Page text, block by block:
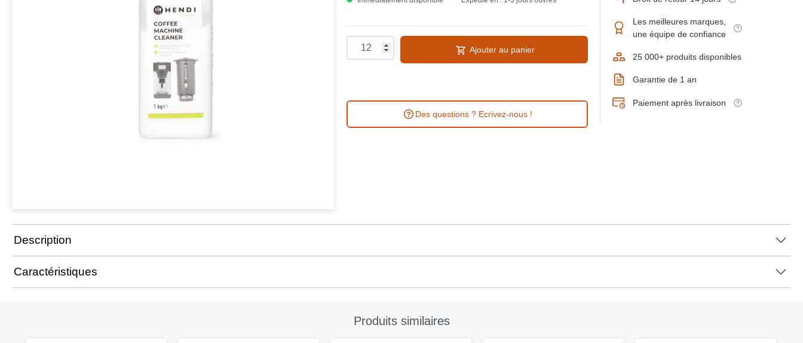
Ajouter au panier
Des questions ? Ecrivez-nous !
Les meilleures marques,
une équipe de confiance
25 000+ produits disponibles
Garantie de 1 an
Paiement après livraison
Description
Caractéristiques
Produits similaires